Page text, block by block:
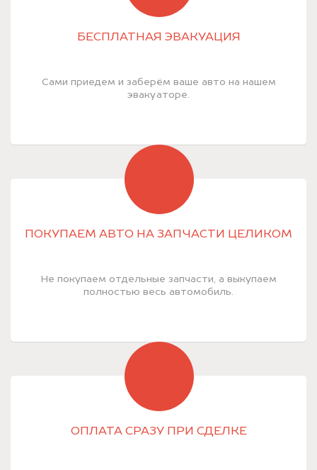
БЕСПЛАТНАЯ ЭВАКУАЦИЯ
Сами приедем и заберём ваше авто на нашем
эвакуаторе.
ПОКУПАЕМ АВТО НА ЗАПЧАСТИ ЦЕЛИКОМ
Не покупаем отдельные запчасти, а выкупаем
полностью весь автомобиль.
ОПЛАТА СРАЗУ ПРИ СДЕЛКЕ